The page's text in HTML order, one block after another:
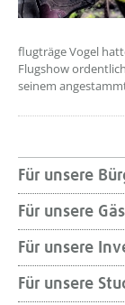
flugträge Vogel
Flugshow
seinem
Für unsere
Für unsere
Für unsere
Für unsere